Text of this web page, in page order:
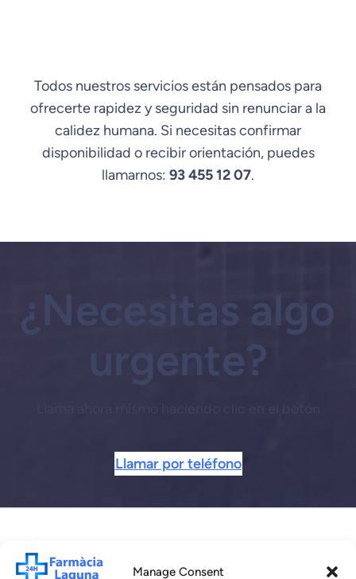
Manage Consent
Todos nuestros servicios están pensados para
ofrecerte rapidez y seguridad sin renunciar a la
calidez humana. Si necesitas confirmar
disponibilidad o recibir orientación, puedes
llamarnos: 93 455 12 07.
¿Necesitas algo
urgente?
Llamar por teléfono